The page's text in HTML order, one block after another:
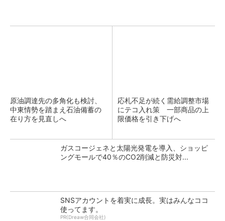
原油調達先の多角化も検討、
中東情勢を踏まえ石油備蓄の
在り方を見直しへ
応札不足が続く需給調整市場
にテコ入れ策 一部商品の上
限価格を引き下げへ
ガスコージェネと太陽光発電を導入、ショッピ
ングモールで40％のCO2削減と防災対...
SNSアカウントを着実に成長。実はみんなココ
使ってます。
PR(Dreaw合同会社)